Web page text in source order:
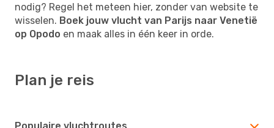
nodig? Regel het meteen hier, zonder van website te
wisselen. Boek jouw vlucht van Parijs naar Venetië
op Opodo en maak alles in één keer in orde.
Plan je reis